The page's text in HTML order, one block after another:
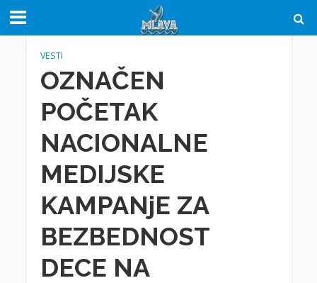
VESTI
OZNAČEN
POČETAK
NACIONALNE
MEDIJSKE
KAMPANjE ZA
BEZBEDNOST
DECE NA